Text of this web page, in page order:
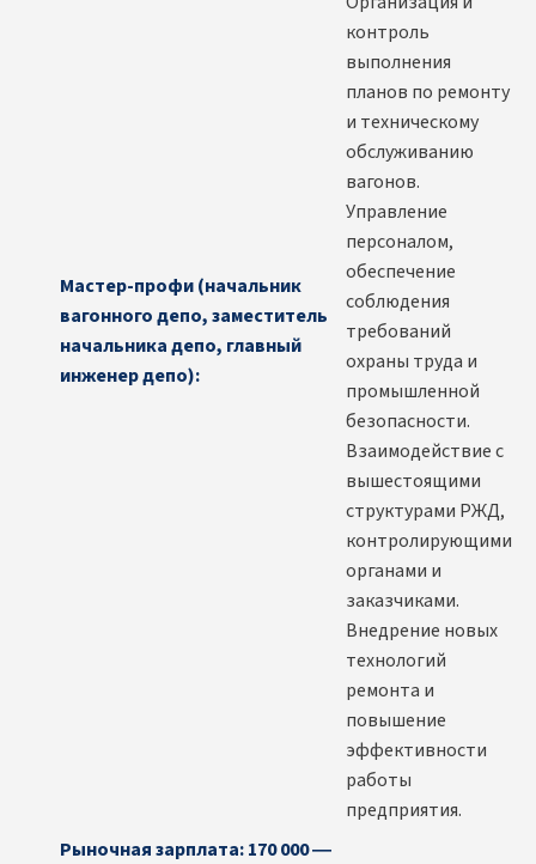
Мастер-профи (начальник
вагонного депо, заместитель
начальника депо, главный
инженер депо):
контроль
выполнения
планов по ремонту
и техническому
обслуживанию
вагонов.
Управление
персоналом,
обеспечение
соблюдения
требований
охраны труда и
промышленной
безопасности.
Взаимодействие с
вышестоящими
структурами РЖД,
контролирующими
органами и
заказчиками.
Внедрение новых
технологий
ремонта и
повышение
эффективности
работы
предприятия.
Рыночная зарплата: 170 000 —